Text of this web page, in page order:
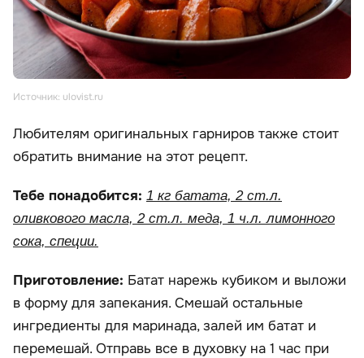
Источник: ulovist.ru
Любителям оригинальных гарниров также стоит
обратить внимание на этот рецепт.
Тебе понадобится: 1 кг батата, 2 ст.л.
оливкового масла, 2 ст.л. меда, 1 ч.л. лимонного
сока, специи.
Приготовление: Батат нарежь кубиком и выложи
в форму для запекания. Смешай остальные
ингредиенты для маринада, залей им батат и
перемешай. Отправь все в духовку на 1 час при